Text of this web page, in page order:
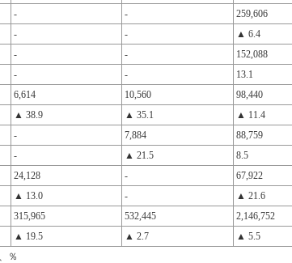
- -
259,606
- - ▲ 6.4
- -
152,088
- - 13.1
6,614 10,560
98,440
▲ 38.9 ▲ 35.1 ▲ 11.4
- 7,884
88,759
- ▲ 21.5 8.5
24,128 -
67,922
▲ 13.0 - ▲ 21.6
315,965 532,445
2,146,752
▲ 19.5 ▲ 2.7
▲ 5.5
％